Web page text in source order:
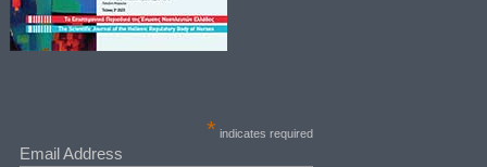
* indicates required
Email Address